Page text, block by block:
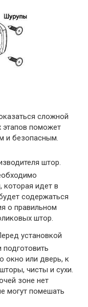
сложной
этапов поможет
и безопасным.
штор.
которая идет в
содержаться
о правильном
штор.
установкой
окно или дверь, к
чисты и сухи.
зоне нет
могут помешать